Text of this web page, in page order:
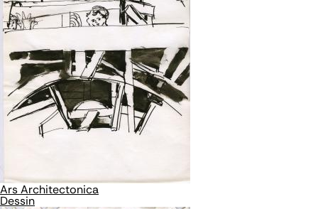
Ars Architectonica
Dessin